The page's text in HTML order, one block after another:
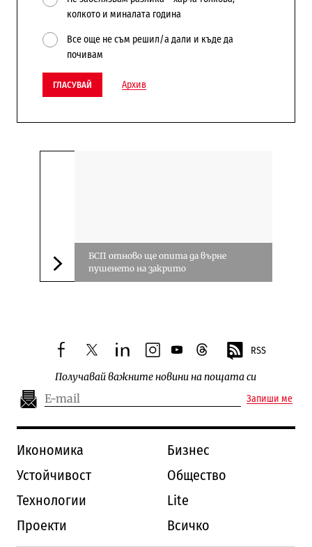
колкото и миналата година
Все още не съм решил/а дали и къде да
почивам
ГЛАСУВАЙ Архив
Следваща новина
БСП отново ще опита да върне
пушенето на закрито
facebooktwitterlinkedininstagram
youtubethreads RSS
Получавай важните новини на пощата си
Запиши ме
Икономика
Бизнес
Устойчивост
Общество
Технологии
Lite
Проекти
Всичко